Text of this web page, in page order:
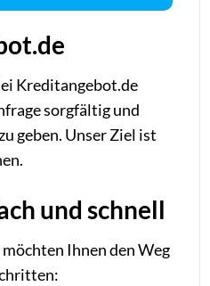
Kreditangebot.de
sorgfältig und
geben. Unser Ziel ist
und schnell
Ihnen den Weg